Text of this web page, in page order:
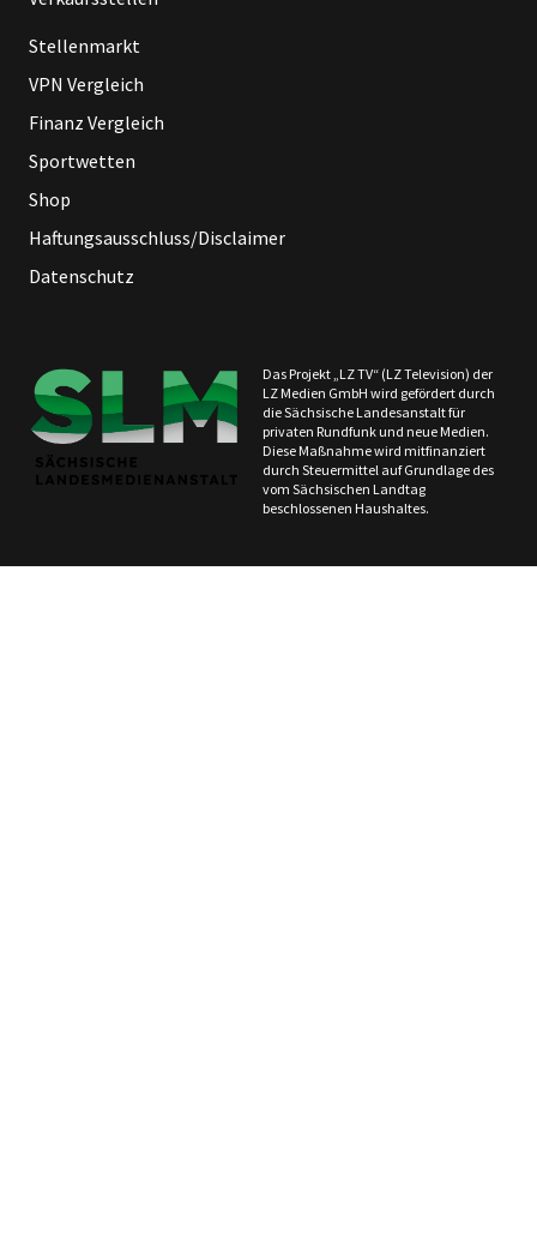
Stellenmarkt
VPN Vergleich
Finanz Vergleich
Sportwetten
Shop
Haftungsausschluss/Disclaimer
Datenschutz
Das Projekt „LZ TV“ (LZ Television) der
LZ Medien GmbH wird gefördert durch
die Sächsische Landesanstalt für
privaten Rundfunk und neue Medien.
Diese Maßnahme wird mitfinanziert
durch Steuermittel auf Grundlage des
vom Sächsischen Landtag
beschlossenen Haushaltes.